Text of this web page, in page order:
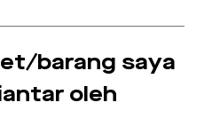
barang saya
oleh